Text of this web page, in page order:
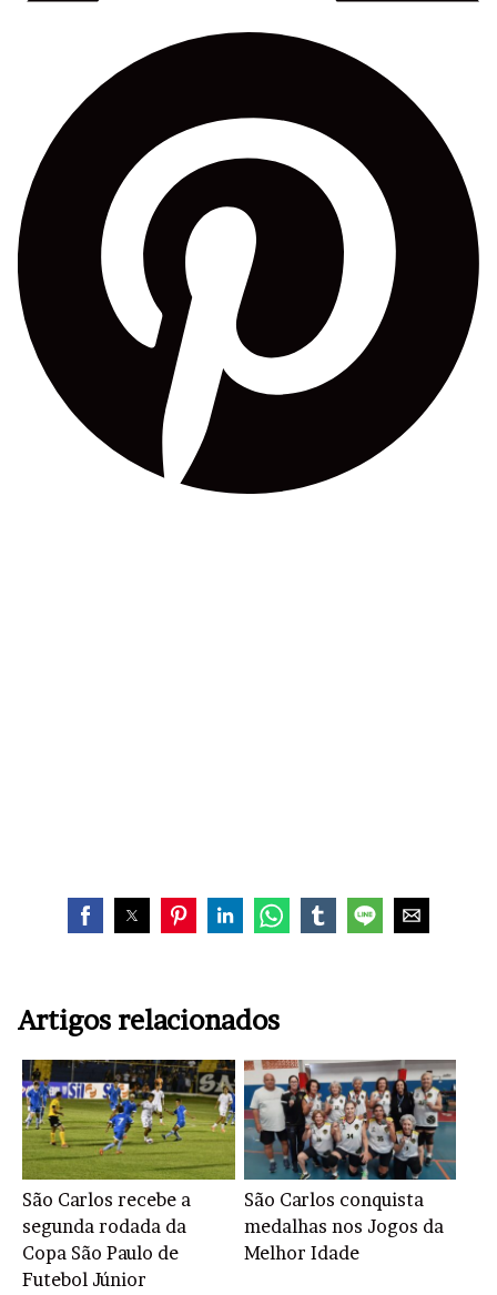
Artigos relacionados
São Carlos recebe a
segunda rodada da
Copa São Paulo de
Futebol Júnior
São Carlos conquista
medalhas nos Jogos da
Melhor Idade